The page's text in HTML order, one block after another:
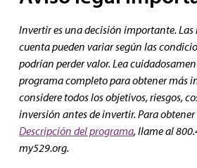
Invertir es una decisión importante. Las
cuenta pueden variar según las
podrían perder valor. Lea
programa completo para obtener más
considere todos los objetivos, riesgos,
inversión antes de invertir. Para
Descripción del programa, llame al
my529.org.